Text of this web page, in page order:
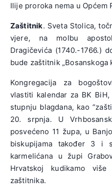
Ilije proroka nema u Općem
Zaštitnik. Sveta Stolica,
vjere, na molbu
Dragičevića (1740.-1766.)
bude zaštitnik „Bosanskoga
Kongregacija za
vlastiti kalendar za BK
stupnju blagdana, kao
20. srpnja. U
posvećeno 11 župa, u
biskupijama također 3 i
karmelićana u župi
Hrvatskoj kudikamo
zaštitnika.